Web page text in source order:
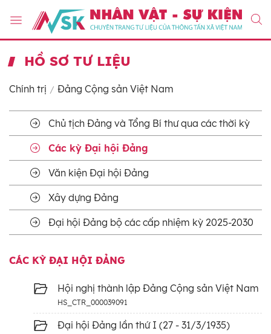
HỒ SƠ TƯ LIỆU
Chính trị Đảng Cộng sản Việt Nam
Chủ tịch Đảng và Tổng Bí thư qua các thời kỳ
Các kỳ Đại hội Đảng
Văn kiện Đại hội Đảng
Xây dựng Đảng
Đại hội Đảng bộ các cấp nhiệm kỳ 2025-2030
CÁC KỲ ĐẠI HỘI ĐẢNG
Hội nghị thành lập Đảng Cộng sản Việt Nam
HS_CTR_000039091
Đại hội Đảng lần thứ I (27 - 31/3/1935)